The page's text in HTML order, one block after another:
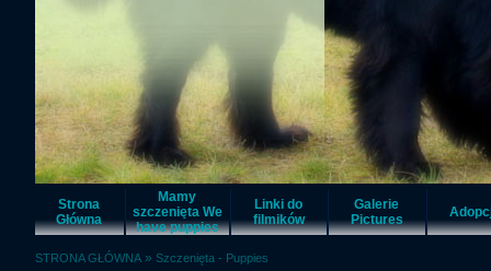
Strona
Główna
Mamy
szczenięta We
have puppies
Linki do
filmików
Galerie
Pictures
STRONA GŁÓWNA » Szczenięta - Puppies